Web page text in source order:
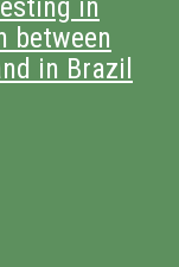
in
between
in Brazil